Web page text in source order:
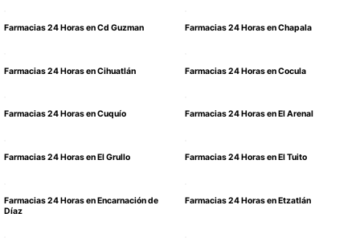
Farmacias 24 Horas en Cd Guzman Farmacias 24 Horas en Chapala
Farmacias 24 Horas en Cihuatlán Farmacias 24 Horas en Cocula
Farmacias 24 Horas en Cuquío Farmacias 24 Horas en El Arenal
Farmacias 24 Horas en El Grullo Farmacias 24 Horas en El Tuito
Farmacias 24 Horas en Encarnación de
Díaz
Farmacias 24 Horas en Etzatlán